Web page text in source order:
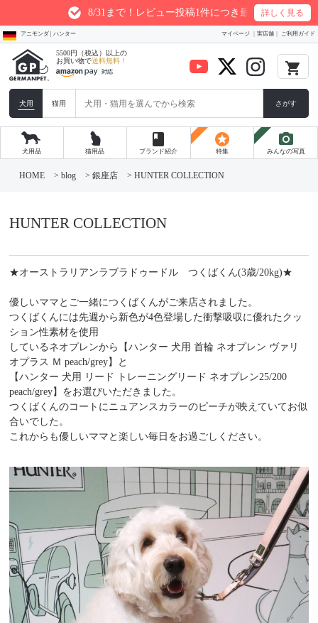
8/31まで！レビュー投稿1件につき最大200ptプレゼント
詳しく見る
アニモンダ | ハンター マイページ 実店舗 ご利用ガイド
5500円（税込）以上の
お買い物で送料無料！ local_grocery_store
犬用 猫用 さがす
犬用品 猫用品
book
ブランド紹介
stars
特集
photo_camera
みんなの写真
へ
ス
プ
HOME > blog > 銀座店 > HUNTER COLLECTION
HUNTER COLLECTION
★オーストラリアンラブラドゥードル つくばくん(3歳/20kg)★
優しいママとご一緒につくばくんがご来店されました。
つくばくんには先週から新色が4色登場した衝撃吸収に優れたクッ
ション性素材を使用
しているネオプレンから【ハンター 犬用 首輪 ネオプレン ヴァリ
オプラス Ｍ peach/grey】と
【ハンター 犬用 リード トレーニングリード ネオプレン25/200
peach/grey】をお選びいただきました。
つくばくんのコートにニュアンスカラーのピーチが映えていてお似
合いでした。
これからも優しいママと楽しい毎日をお過ごしください。